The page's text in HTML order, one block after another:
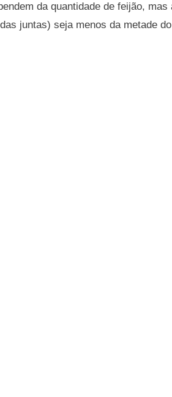
da quantidade de feijão,
juntas) seja menos da metade